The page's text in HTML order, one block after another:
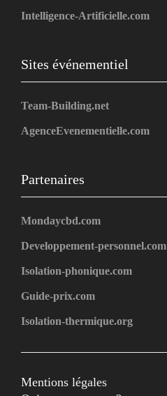
Intelligence-Artificielle.com
Sites événementiel
Team-Building.net
AgenceEvenementielle.com
Partenaires
Mondaycbd.com
Developpement-personnel.com
Isolation-phonique.com
Guide-prix.com
Isolation-thermique.org
Mentions légales